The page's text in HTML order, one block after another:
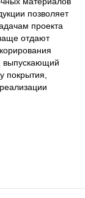
позволяет
проекта
отдают
выпускающий
покрытия,